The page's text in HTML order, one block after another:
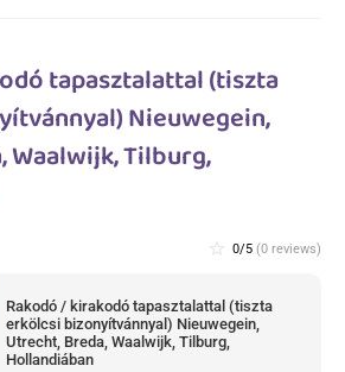
tapasztalattal (tiszta
Nieuwegein,
Waalwijk, Tilburg,
star_border 0/5 (0 reviews)
Rakodó / kirakodó tapasztalattal (tiszta
erkölcsi bizonyítvánnyal) Nieuwegein,
Utrecht, Breda, Waalwijk, Tilburg,
Hollandiában